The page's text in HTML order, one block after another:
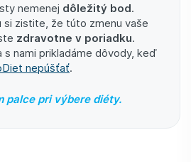
nemenej dôležitý bod.
si zistite, že túto zmenu vaše
zdravotne v poriadku.
s nami prikladáme dôvody, keď
nepúšťať.
palce pri výbere diéty.